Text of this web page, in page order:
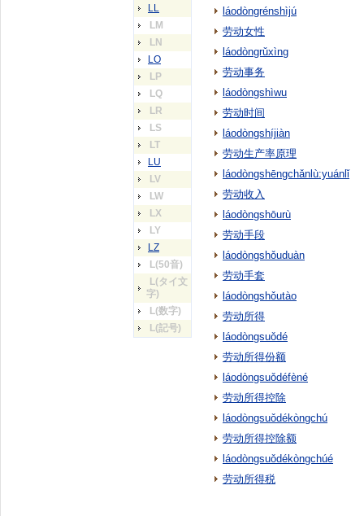
LL
LM
LN
LO
LP
LQ
LR
LS
LT
LU
LV
LW
LX
LY
LZ
L(50音)
L(タイ文
字)
L(数字)
L(記号)
láodòngrénshìjú
劳动女性
láodòngrǔxìng
劳动事务
láodòngshìwu
劳动时间
láodòngshíjiàn
劳动生产率原理
láodòngshēngchǎnlù:yuánlǐ
劳动收入
láodòngshōurù
劳动手段
láodòngshǒuduàn
劳动手套
láodòngshǒutào
劳动所得
láodòngsuǒdé
劳动所得份额
láodòngsuǒdéfèné
劳动所得控除
láodòngsuǒdékòngchú
劳动所得控除额
láodòngsuǒdékòngchúé
劳动所得税